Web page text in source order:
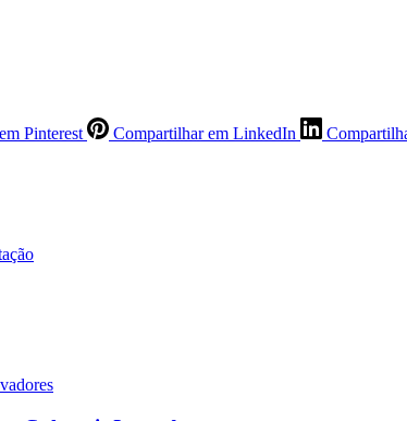
Pinterest Compartilhar em LinkedIn